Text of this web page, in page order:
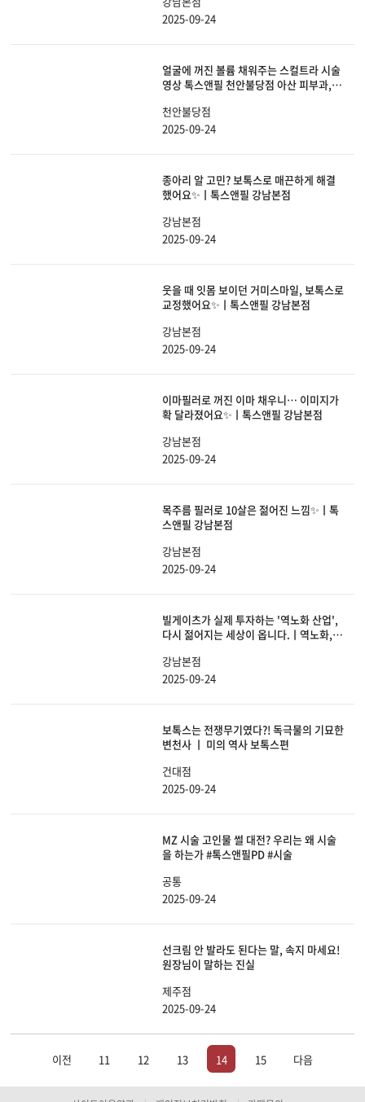
2025-09-24
얼굴에 꺼진 볼륨 채워주는 스컬트라 시술
영상 톡스앤필 천안불당점 아산 피부과, 필
천안불당점
2025-09-24
종아리 알 고민? 보톡스로 매끈하게 해결
했어요✨ㅣ톡스앤필 강남본점
강남본점
2025-09-24
웃을 때 잇몸 보이던 거미스마일, 보톡스로
교정했어요✨ㅣ톡스앤필 강남본점
강남본점
2025-09-24
이마필러로 꺼진 이마 채우니… 이미지가
확 달라졌어요✨ㅣ톡스앤필 강남본점
강남본점
2025-09-24
목주름 필러로 10살은 젊어진 느낌✨ㅣ톡
스앤필 강남본점
강남본점
2025-09-24
빌게이츠가 실제 투자하는 '역노화 산업',
다시 젊어지는 세상이 옵니다.ㅣ역노화,노
강남본점
2025-09-24
보톡스는 전쟁무기였다?! 독극물의 기묘한
변천사 ㅣ 미의 역사 보톡스편
건대점
2025-09-24
MZ 시술 고인물 썰 대전? 우리는 왜 시술
을 하는가 #톡스앤필PD #시술
공통
2025-09-24
선크림 안 발라도 된다는 말, 속지 마세요!
원장님이 말하는 진실
제주점
2025-09-24
이전 11 12 13 14 15 다음